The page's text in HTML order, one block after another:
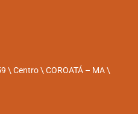
\ Centro \ COROATÁ – MA \